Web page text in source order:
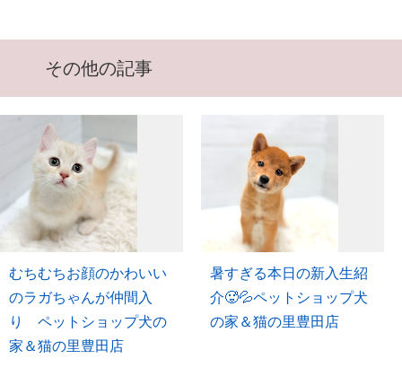
その他の記事
むちむちお顔のかわいい
のラガちゃんが仲間入
り ペットショップ犬の
家＆猫の里豊田店
暑すぎる本日の新入生紹
介🥵💦ペットショップ犬
の家＆猫の里豊田店